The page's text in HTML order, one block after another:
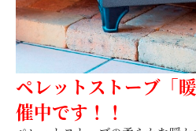
会社情報
イベント ニュー
ペレットストーブ「
催中です！！